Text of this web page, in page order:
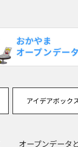
アイデアボック
オープンデータ